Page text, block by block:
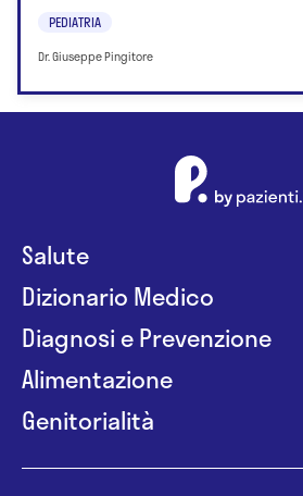
PEDIATRIA
Dr. Giuseppe Pingitore
Salute
Dizionario Medico
Diagnosi e Prevenzione
Alimentazione
Genitorialità